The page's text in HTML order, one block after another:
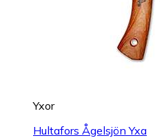
Yxor
Hultafors Ågelsjön Yxa